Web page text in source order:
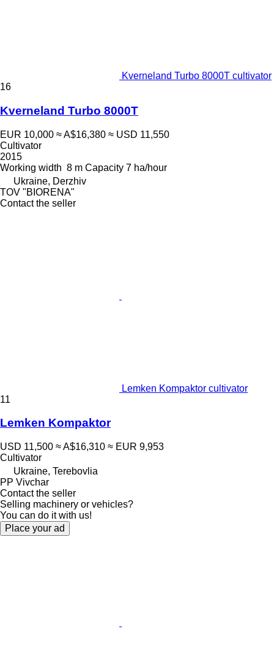
Kverneland Turbo 8000T cultivator
16
Kverneland Turbo 8000T
EUR 10,000 ≈ A$16,380 ≈ USD 11,550
Cultivator
2015
Working width 8 m Capacity 7 ha/hour
Ukraine, Derzhiv
TOV "BIORENA"
Contact the seller
Lemken Kompaktor cultivator
11
Lemken Kompaktor
USD 11,500 ≈ A$16,310 ≈ EUR 9,953
Cultivator
Ukraine, Terebovlia
PP Vivchar
Contact the seller
Selling machinery or vehicles?
You can do it with us!
Place your ad